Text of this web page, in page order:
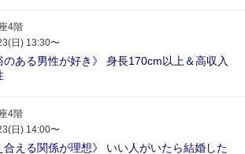
4階
日) 13:30〜
のある男性が好き》 身長170cm以上＆高収入
4階
日) 14:00〜
合える関係が理想》 いい人がいたら結婚した